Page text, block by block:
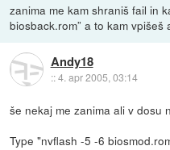
zanima me kam shraniš fail in
biosback.rom” a to kam vpišeš
Andy18
::4. apr 2005, 03:14
še nekaj me zanima ali v dosu
Type "nvflash -5 -6